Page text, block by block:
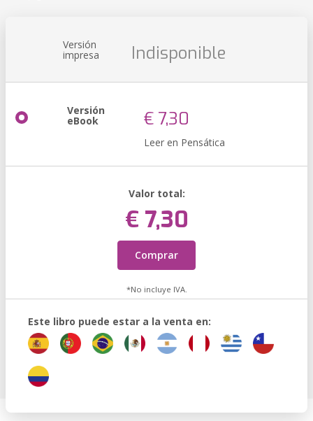
Versión
impresa Indisponible
Versión
eBook € 7,30
Leer en Pensática
Valor total:
€ 7,30
Comprar
*No incluye IVA.
Este libro puede estar a la venta en: